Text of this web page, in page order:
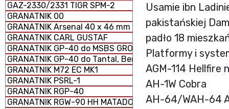
GAZ-2330/2331 TIGR SPM-2
GRANATNIK 00
GRANATNIK Arsenal 40 x 46 mm
GRANATNIK CARL GUSTAF
GRANATNIK GP-40 do MSBS GROT
GRANATNIK GP-40 do Tantal, Beryl, AKM i GS-40
GRANATNIK M72 EC MK1
GRANATNIK PSRL-1
GRANATNIK RGP-40
GRANATNIK RGW-90 HH MATADOR
Usamie ibn
pakistańskiej
padło 18
Platformy i
AGM-114 Hellfire
AH-1W Cobra
AH-64/WAH-64